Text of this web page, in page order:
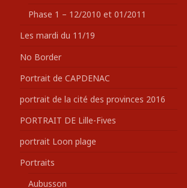
Phase 1 – 12/2010 et 01/2011
Les mardi du 11/19
No Border
Portrait de CAPDENAC
portrait de la cité des provinces 2016
PORTRAIT DE Lille-Fives
portrait Loon plage
Portraits
Aubusson